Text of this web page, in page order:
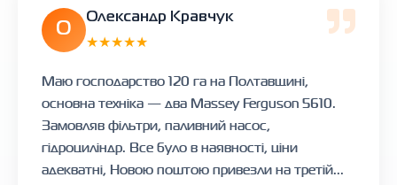
О
Олександр Кравчук
★★★★★
Маю господарство 120 га на Полтавщині,
основна техніка — два Massey Ferguson 5610.
Замовляв фільтри, паливний насос,
гідроциліндр. Все було в наявності, ціни
адекватні, Новою поштою привезли на третій...